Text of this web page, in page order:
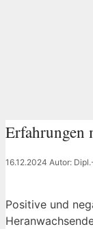
Erfahrungen
16.12.2024 Autor:
Positive und